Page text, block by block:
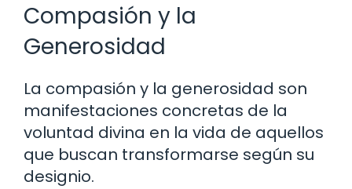
Compasión y la
Generosidad
La compasión y la generosidad son
manifestaciones concretas de la
voluntad divina en la vida de aquellos
que buscan transformarse según su
designio.